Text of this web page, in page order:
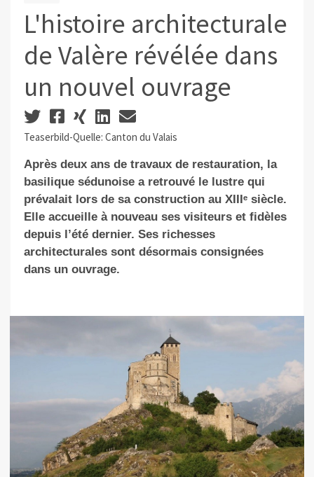
L'histoire architecturale
de Valère révélée dans
un nouvel ouvrage
Teaserbild-Quelle: Canton du Valais
Après deux ans de travaux de restauration, la
basilique sédunoise a retrouvé le lustre qui
prévalait lors de sa construction au XIIIᵉ siècle.
Elle accueille à nouveau ses visiteurs et fidèles
depuis l’été dernier. Ses richesses
architecturales sont désormais consignées
dans un ouvrage.